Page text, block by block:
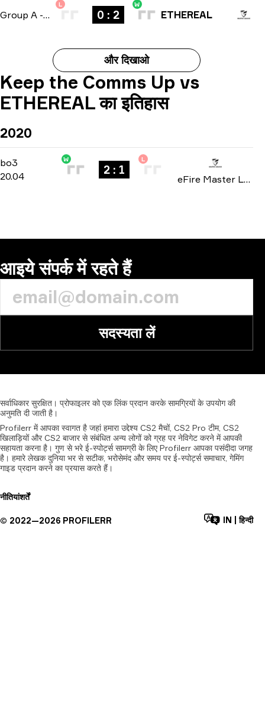
Group A - bo3
L
0 : 2
W
ETHEREAL
और दिखाओ
Keep the Comms Up vs
ETHEREAL का इतिहास
2020
bo3 -bo3
20.04
W
2 : 1
L
eFire Master League: North America season 2 2020
आइये संपर्क में रहते हैं
सदस्यता लें
सर्वाधिकार सुरक्षित। प्रोफाइलर को एक लिंक प्रदान करके सामग्रियों के उपयोग की
अनुमति दी जाती है।
Profilerr में आपका स्वागत है जहां हमारा उद्देश्य CS2 मैचों, CS2 Pro टीम, CS2
खिलाड़ियों और CS2 बाजार से संबंधित अन्य लोगों को ग्रह पर नेविगेट करने में आपकी
सहायता करना है। गुण से भरे ई-स्पोर्ट्स सामग्री के लिए Profilerr आपका पसंदीदा जगह
है। हमारे लेखक दुनिया भर से सटीक, भरोसेमंद और समय पर ई-स्पोर्ट्स समाचार, गेमिंग
गाइड प्रदान करने का प्रयास करते हैं।
नीतियांशर्तें
© 2022—2026 PROFILERR IN |हिन्दी